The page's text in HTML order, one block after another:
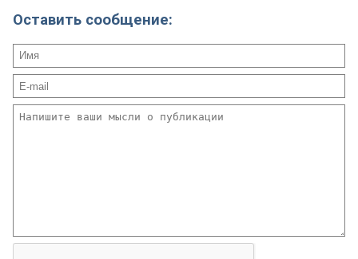
Оставить сообщение: